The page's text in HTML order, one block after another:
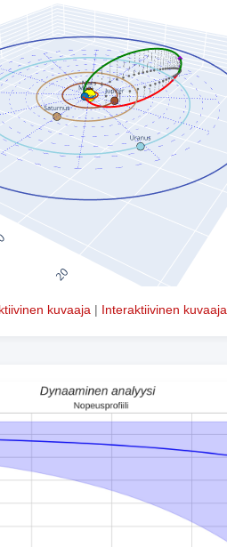
kuvaaja | Interaktiivinen kuvaaja